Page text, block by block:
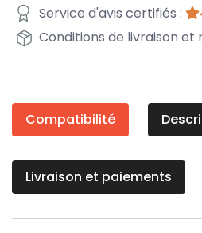
Service d'avis certifiés :
Conditions de livraison et
Compatibilité
Livraison et paiements